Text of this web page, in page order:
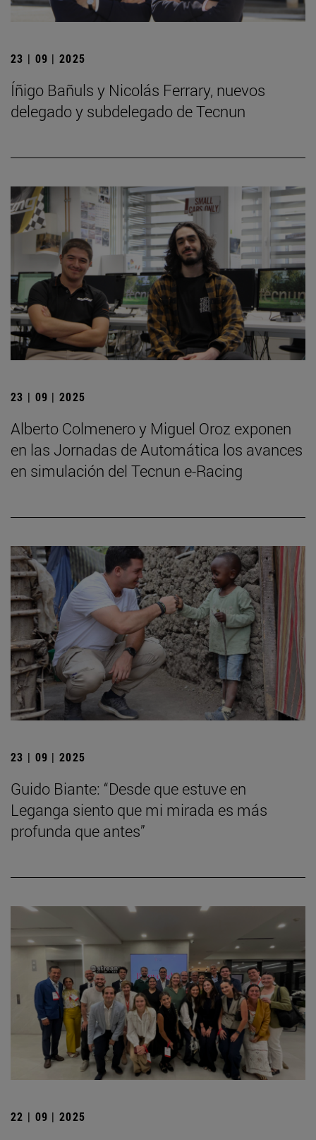
23 | 09 | 2025
Íñigo Bañuls y Nicolás Ferrary, nuevos
delegado y subdelegado de Tecnun
23 | 09 | 2025
Alberto Colmenero y Miguel Oroz exponen
en las Jornadas de Automática los avances
en simulación del Tecnun e-Racing
23 | 09 | 2025
Guido Biante: “Desde que estuve en
Leganga siento que mi mirada es más
profunda que antes”
22 | 09 | 2025